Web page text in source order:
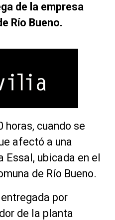
de la empresa
Río Bueno.
horas, cuando se
afectó a una
Essal, ubicada en el
de Río Bueno.
por
de la planta